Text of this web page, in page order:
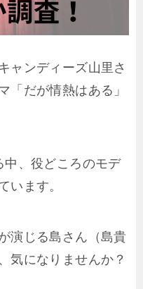
ャンディーズ山里さ
「だが情熱はある」
中、役どころのモデ
います。
演じる島さん（島貴
気になりませんか？